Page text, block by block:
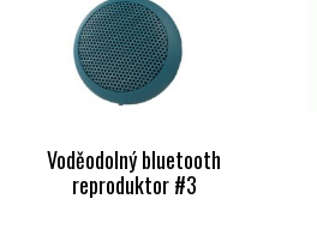
Voděodolný bluetooth
reproduktor #3